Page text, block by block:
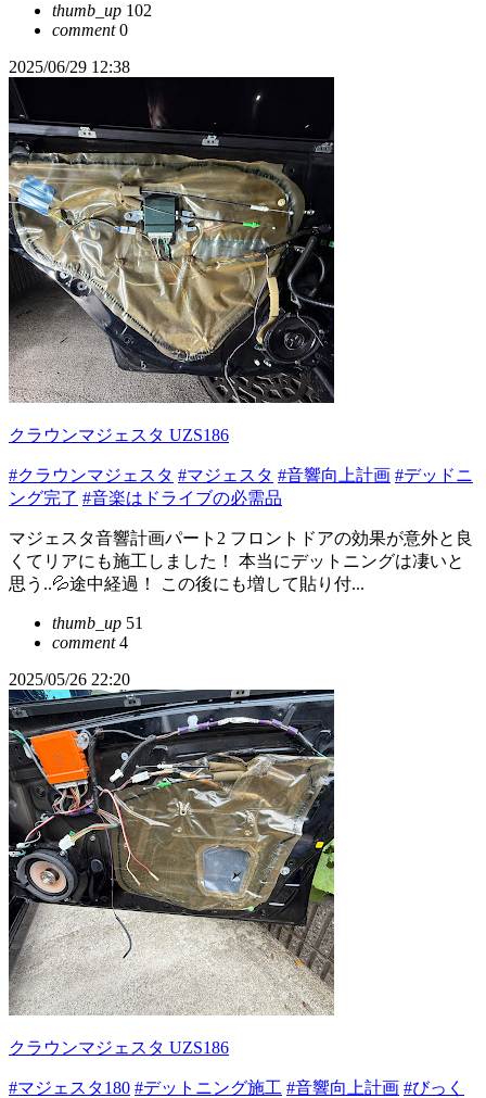
thumb_up 102
comment0
2025/06/29 12:38
クラウンマジェスタ UZS186
#クラウンマジェスタ #マジェスタ #音響向上計画 #デッドニ
ング完了 #音楽はドライブの必需品
マジェスタ音響計画パート2 フロントドアの効果が意外と良
くてリアにも施工しました！ 本当にデットニングは凄いと
思う..💦途中経過！ この後にも増して貼り付...
thumb_up 51
comment4
2025/05/26 22:20
クラウンマジェスタ UZS186
#マジェスタ180 #デットニング施工 #音響向上計画 #びっく